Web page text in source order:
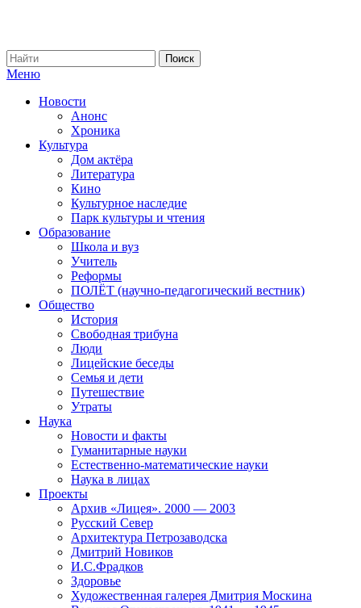
Меню
Новости
Анонс
Хроника
Культура
Дом актёра
Литература
Кино
Культурное наследие
Парк культуры и чтения
Образование
Школа и вуз
Учитель
Реформы
ПОЛЁТ (научно-педагогический вестник)
Общество
История
Свободная трибуна
Люди
Лицейские беседы
Семья и дети
Путешествие
Утраты
Наука
Новости и факты
Гуманитарные науки
Естественно-математические науки
Наука в лицах
Проекты
Архив «Лицея». 2000 — 2003
Русский Север
Архитектура Петрозаводска
Дмитрий Новиков
И.С.Фрадков
Здоровье
Художественная галерея Дмитрия Москина